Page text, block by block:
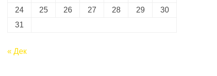
24
25 26 27 28 29
30
31
« Дек